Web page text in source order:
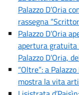
Palazzo D’Oria
rassegna
Palazzo D’Oria
apertura gratuita
Palazzo D’Oria,
“Oltre”: a
mostra la vita